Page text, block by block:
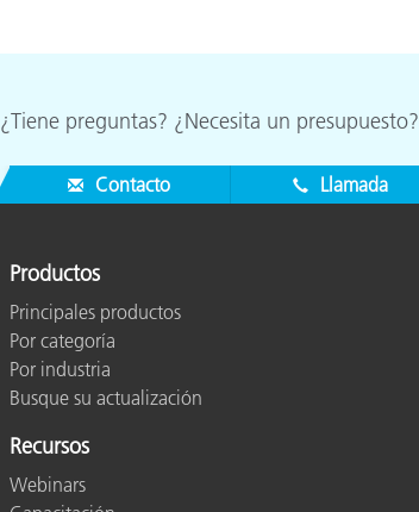
¿Tiene preguntas? ¿Necesita un presupuesto?
Contacto Llamada
Productos
Principales productos
Por categoría
Por industria
Busque su actualización
Recursos
Webinars